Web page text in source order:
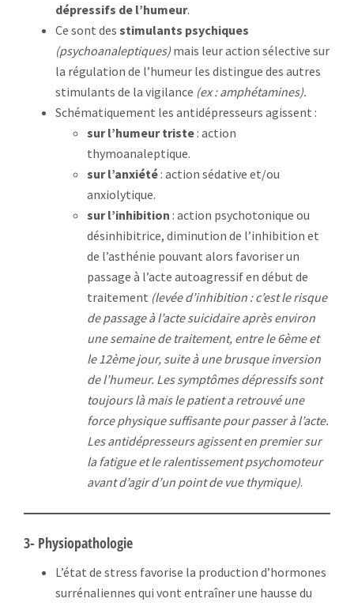
dépressifs de l’humeur.
Ce sont des stimulants psychiques
(psychoanaleptiques) mais leur action sélective sur
la régulation de l’humeur les distingue des autres
stimulants de la vigilance (ex : amphétamines).
Schématiquement les antidépresseurs agissent :
sur l’humeur triste : action
thymoanaleptique.
sur l’anxiété : action sédative et/ou
anxiolytique.
sur l’inhibition : action psychotonique ou
désinhibitrice, diminution de l’inhibition et
de l’asthénie pouvant alors favoriser un
passage à l’acte autoagressif en début de
traitement (levée d’inhibition : c’est le risque
de passage à l’acte suicidaire après environ
une semaine de traitement, entre le 6ème et
le 12ème jour, suite à une brusque inversion
de l’humeur. Les symptômes dépressifs sont
toujours là mais le patient a retrouvé une
force physique suffisante pour passer à l’acte.
Les antidépresseurs agissent en premier sur
la fatigue et le ralentissement psychomoteur
avant d’agir d’un point de vue thymique).
3- Physiopathologie
L’état de stress favorise la production d’hormones
surrénaliennes qui vont entraîner une hausse du